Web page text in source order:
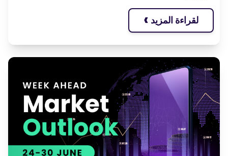
لقراءة المزيد›